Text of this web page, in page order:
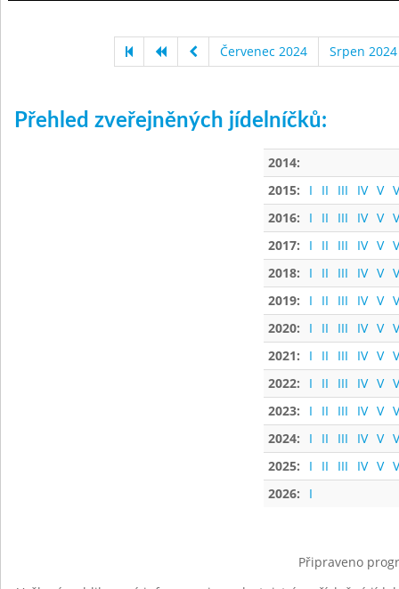
Červenec 2024 Srpen 2024
Přehled zveřejněných jídelníčků:
2014:
2015:
I II III IV V
2016:
I II III IV V
2017:
I II III IV V
2018:
I II III IV V
2019:
I II III IV V
2020:
I II III IV V
2021:
I II III IV V
2022:
I II III IV V
2023:
I II III IV V
2024:
I II III IV V
2025:
I II III IV V
2026:
I
Připraveno